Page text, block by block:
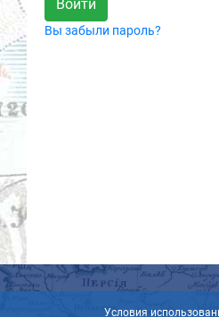
Партнеры
Вы забыли пароль?
Условия